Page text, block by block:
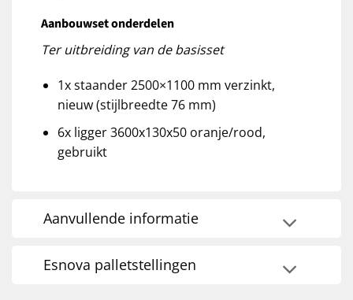
Aanbouwset onderdelen
Ter uitbreiding van de basisset
1x staander 2500×1100 mm verzinkt,
nieuw (stijlbreedte 76 mm)
6x ligger 3600x130x50 oranje/rood,
gebruikt
Aanvullende informatie
Esnova palletstellingen